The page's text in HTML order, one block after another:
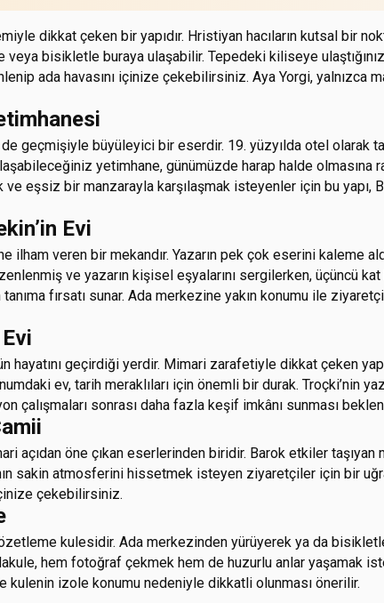
dikkat çeken bir yapıdır. Hristiyan hacıların kutsal bir
bisikletle buraya ulaşabilir. Tepedeki kiliseye
ada havasını içinize çekebilirsiniz. Aya Yorgi, yalnızca
geçmişiyle büyüleyici bir eserdir. 19. yüzyılda otel olarak
yetimhane, günümüzde harap halde olmasına
eşsiz bir manzarayla karşılaşmak isteyenler için bu yapı,
Evi
ilham veren bir mekandır. Yazarın pek çok eserini kaleme
ve yazarın kişisel eşyalarını sergilerken, üçüncü
tanıma fırsatı sunar. Ada merkezine yakın konumu ile
hayatını geçirdiği yerdir. Mimari zarafetiyle dikkat çeken
ev, tarih meraklıları için önemli bir durak. Troçki’nin
çalışmaları sonrası daha fazla keşif imkânı sunması
açıdan öne çıkan eserlerinden biridir. Barok etkiler
sakin atmosferini hissetmek isteyen ziyaretçiler için bir
çekebilirsiniz.
kulesidir. Ada merkezinden yürüyerek ya da
hem fotoğraf çekmek hem de huzurlu anlar yaşamak
kulenin izole konumu nedeniyle dikkatli olunması önerilir.